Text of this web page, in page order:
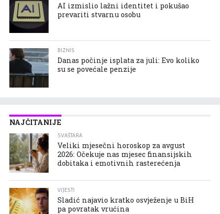
AI izmislio lažni identitet i pokušao
prevariti stvarnu osobu
BIZNIS
Danas počinje isplata za juli: Evo koliko
su se povećale penzije
NAJČITANIJE
SVAŠTARA
Veliki mjesečni horoskop za avgust
2026: Očekuje nas mjesec finansijskih
dobitaka i emotivnih rasterećenja
VIJESTI
Sladić najavio kratko osvježenje u BiH
pa povratak vrućina